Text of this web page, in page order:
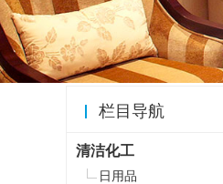
栏目导航
清洁化工
日用品